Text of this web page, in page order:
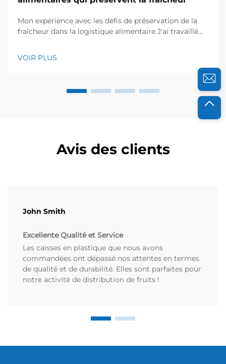
Mon expérience avec les défis de préservation de la
fraîcheur dans la logistique alimentaire J'ai travaillé
sais à quel point la fraîcheur est essentielle pour leur
réussite. Il y a quelques années, une ferme biologique
VOIR PLUS
Avis des clients
John Smith
Excellente Qualité et Service
Les caisses en plastique que nous avons
commandées ont dépassé nos attentes en termes
de qualité et de durabilité. Elles sont parfaites pour
notre activité de distribution de fruits !